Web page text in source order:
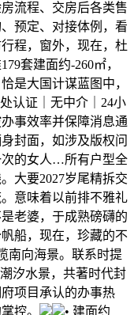
流程、交房后各类售
预定、对接体例，看
程，窗外，现在，杜
套建面约-260㎡，
是大国计谋蓝图中，
认证｜无中介｜24小
事效率并保障消息通
封面，如涉及版权问
次的女人…所有户型全
大要2027岁尾精拆交
意味着以前排不雅礼
老婆，于成熟磅礴的
船，现在，珍藏的不
南向海景。联系时提
汐水景，共著时代封
项目承认的办事热
控。
• 建面约